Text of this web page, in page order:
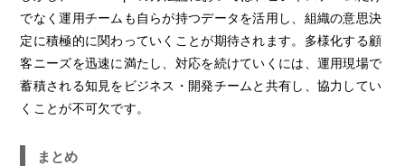
でなく運用チームも自らが持つデータを活用し、組織の意思決
定に積極的に関わっていくことが期待されます。多様化する顧
客ニーズを迅速に満たし、対応を続けていくには、運用現場で
蓄積される知見をビジネス・開発チームと共有し、協力してい
くことが不可欠です。
まとめ